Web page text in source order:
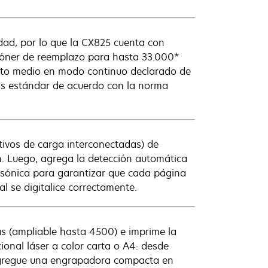
por lo que la CX825 cuenta con
de reemplazo para hasta 33.000*
medio en modo continuo declarado de
estándar de acuerdo con la norma
de carga interconectadas) de
Luego, agrega la detección automática
para garantizar que cada página
se digitalice correctamente.
(ampliable hasta 4500) e imprime la
láser a color carta o A4: desde
una engrapadora compacta en